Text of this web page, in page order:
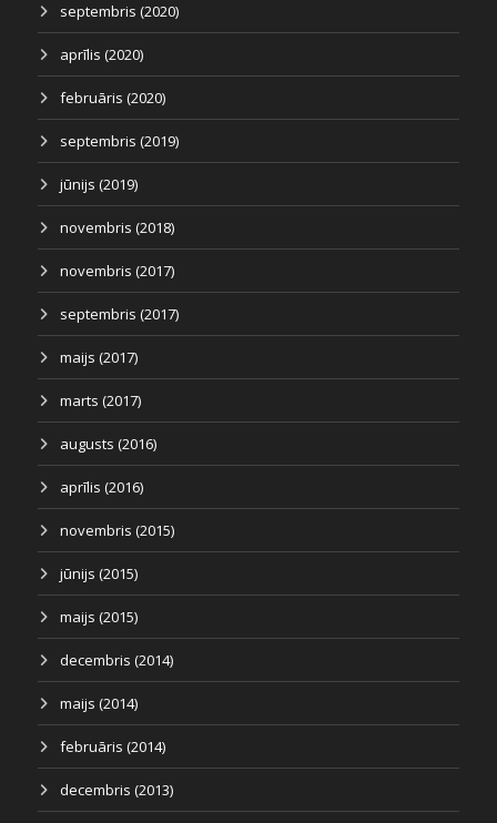
septembris (2020)
aprīlis (2020)
februāris (2020)
septembris (2019)
jūnijs (2019)
novembris (2018)
novembris (2017)
septembris (2017)
maijs (2017)
marts (2017)
augusts (2016)
aprīlis (2016)
novembris (2015)
jūnijs (2015)
maijs (2015)
decembris (2014)
maijs (2014)
februāris (2014)
decembris (2013)